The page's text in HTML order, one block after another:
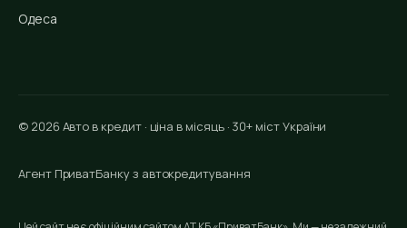
Одеса
© 2026 Авто в кредит · ціна в місяць · 30+ міст України
Агент ПриватБанку з автокредитування